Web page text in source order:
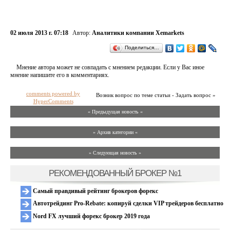
02 июля 2013 г. 07:18 Автор: Аналитики компании Xemarkets
Поделиться…
Мнение автора может не совпадать с мнением редакции. Если у Вас иное
мнение напишите его в комментариях.
Возник вопрос по теме статьи - Задать вопрос »
comments powered by
HyperComments
« Предыдущая новость «
» Архив категории «
» Следующая новость »
РЕКОМЕНДОВАННЫЙ БРОКЕР №1
Самый правдивый рейтинг брокеров форекс
Автотрейдинг Pro-Rebate: копируй сделки VIP трейдеров бесплатно
Nord FX лучший форекс брокер 2019 года